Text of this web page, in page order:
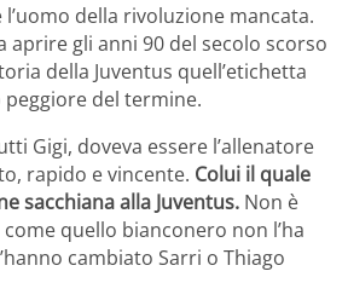
della rivoluzione mancata.
aprire gli anni 90 del secolo scorso
della Juventus quell’etichetta
del termine.
Gigi, doveva essere l’allenatore
rapido e vincente. Colui il quale
sacchiana alla Juventus. Non è
quello bianconero non l’ha
cambiato Sarri o Thiago